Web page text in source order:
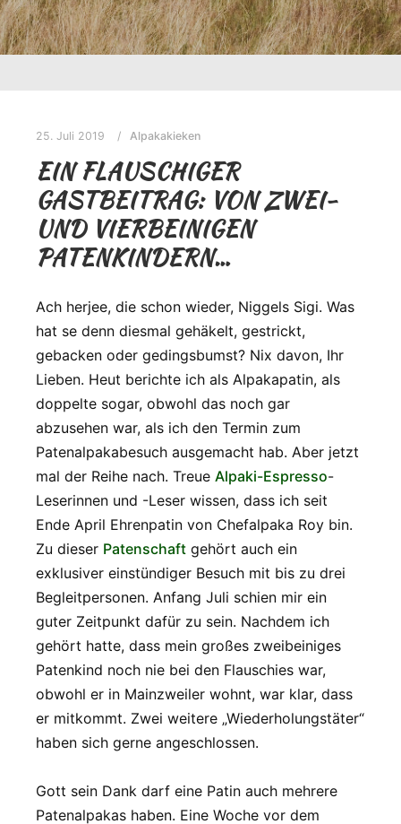
25. Juli 2019 Alpakakieken
EIN FLAUSCHIGER
GASTBEITRAG: VON ZWEI-
UND VIERBEINIGEN
PATENKINDERN…
Ach herjee, die schon wieder, Niggels Sigi. Was
hat se denn diesmal gehäkelt, gestrickt,
gebacken oder gedingsbumst? Nix davon, Ihr
Lieben. Heut berichte ich als Alpakapatin, als
doppelte sogar, obwohl das noch gar
abzusehen war, als ich den Termin zum
Patenalpakabesuch ausgemacht hab. Aber jetzt
mal der Reihe nach. Treue Alpaki-Espresso-
Leserinnen und -Leser wissen, dass ich seit
Ende April Ehrenpatin von Chefalpaka Roy bin.
Zu dieser Patenschaft gehört auch ein
exklusiver einstündiger Besuch mit bis zu drei
Begleitpersonen. Anfang Juli schien mir ein
guter Zeitpunkt dafür zu sein. Nachdem ich
gehört hatte, dass mein großes zweibeiniges
Patenkind noch nie bei den Flauschies war,
obwohl er in Mainzweiler wohnt, war klar, dass
er mitkommt. Zwei weitere „Wiederholungstäter“
haben sich gerne angeschlossen.
Gott sein Dank darf eine Patin auch mehrere
Patenalpakas haben. Eine Woche vor dem